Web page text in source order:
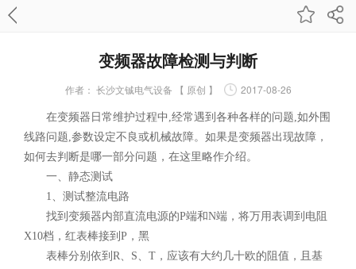
变频器故障检测与判断
作者： 长沙文铖电气设备 【 原创 】 2017-08-26
在变频器日常维护过程中,经常遇到各种各样的问题,如外围
线路问题,参数设定不良或机械故障。如果是变频器出现故障，
如何去判断是哪一部分问题，在这里略作介绍。
一、静态测试
1、测试整流电路
找到变频器内部直流电源的P端和N端，将万用表调到电阻
X10档，红表棒接到P，黑
表棒分别依到R、S、T，应该有大约几十欧的阻值，且基